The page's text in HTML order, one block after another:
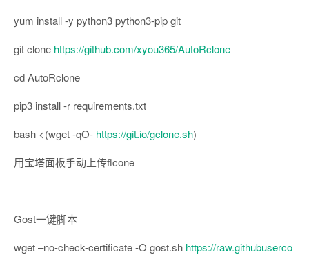
yum install -y python3 python3-pip git
git clone https://github.com/xyou365/AutoRclone
cd AutoRclone
pip3 install -r requirements.txt
bash <(wget -qO- https://git.io/gclone.sh)
用宝塔面板手动上传flcone
Gost一键脚本
wget –no-check-certificate -O gost.sh https://raw.githubuserco